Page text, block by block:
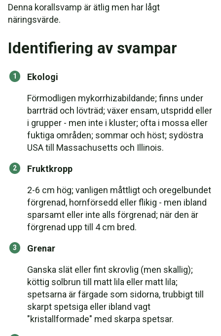
Denna korallsvamp är ätlig men har lågt
näringsvärde.
Identifiering av svampar
Ekologi
Förmodligen mykorrhizabildande; finns under
barrträd och lövträd; växer ensam, utspridd eller
i grupper - men inte i kluster; ofta i mossa eller
fuktiga områden; sommar och höst; sydöstra
USA till Massachusetts och Illinois.
Fruktkropp
2-6 cm hög; vanligen måttligt och oregelbundet
förgrenad, hornförsedd eller flikig - men ibland
sparsamt eller inte alls förgrenad; när den är
förgrenad upp till 4 cm bred.
Grenar
Ganska slät eller fint skrovlig (men skallig);
köttig solbrun till matt lila eller matt lila;
spetsarna är färgade som sidorna, trubbigt till
skarpt spetsiga eller ibland vagt
"kristallformade" med skarpa spetsar.